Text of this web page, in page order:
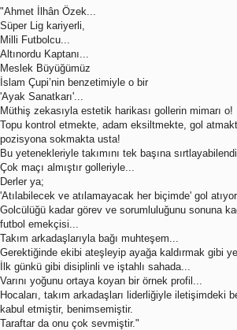
"Ahmet İlhân Özek...
Süper Lig kariyerli,
Milli Futbolcu...
Altınordu Kaptanı...
Meslek Büyüğümüz
İslam Çupi’nin benzetimiyle o bir
'Ayak Sanatkarı'...
Müthiş zekasıyla estetik harikası gollerin mimarı o!
Topu kontrol etmekte, adam eksiltmekte, gol
pozisyona sokmakta usta!
Bu yetenekleriyle takımını tek başına
Çok maçı almıştır golleriyle...
Derler ya;
'Atılabilecek ve atılamayacak her biçimde' gol atıyor.
Golcülüğü kadar görev ve sorumluluğunu sonuna
futbol emekçisi...
Takım arkadaşlarıyla bağı muhteşem...
Gerektiğinde ekibi ateşleyip ayağa kaldırmak gibi
İlk günkü gibi disiplinli ve iştahlı sahada...
Varını yoğunu ortaya koyan bir örnek profil...
Hocaları, takım arkadaşları liderliğiyle iletişimdeki
kabul etmiştir, benimsemiştir.
Taraftar da onu çok sevmiştir."